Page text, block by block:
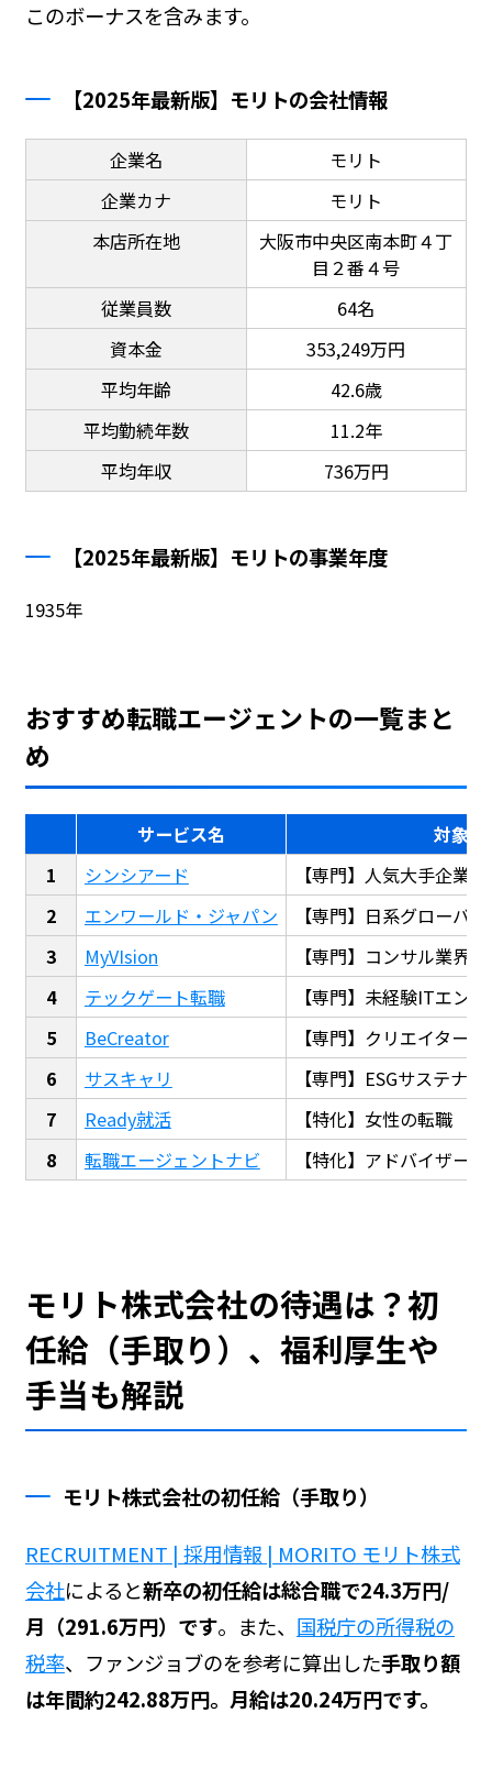
このボーナスを含みます。
【2025年最新版】モリトの会社情報
企業名
モリト
企業カナ
モリト
本店所在地
大阪市中央区南本町４丁
目２番４号
従業員数
64名
資本金
353,249万円
平均年齢
42.6歳
平均勤続年数
11.2年
平均年収
736万円
【2025年最新版】モリトの事業年度
1935年
おすすめ転職エージェントの一覧まと
め
サービス名
対象
シンシアード
【専門】人気大手企業
エンワールド・ジャパン
【専門】日系グローバ
MyVIsion
【専門】コンサル業界
テックゲート転職
【専門】未経験ITエン
BeCreator
【専門】クリエイター
サスキャリ
【専門】ESGサステナ
Ready就活
【特化】女性の転職
転職エージェントナビ
【特化】アドバイザー
モリト株式会社の待遇は？初
任給（手取り）、福利厚生や
手当も解説
モリト株式会社の初任給（手取り）
RECRUITMENT | 採用情報 | MORITO モリト株式
会社によると新卒の初任給は総合職で24.3万円/
月（291.6万円）です。また、 国税庁の所得税の
税率、ファンジョブのを参考に算出した手取り額
は年間約242.88万円。月給は20.24万円です。